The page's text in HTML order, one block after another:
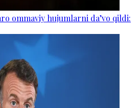
ommaviy hujumlarni da’vo qildi: